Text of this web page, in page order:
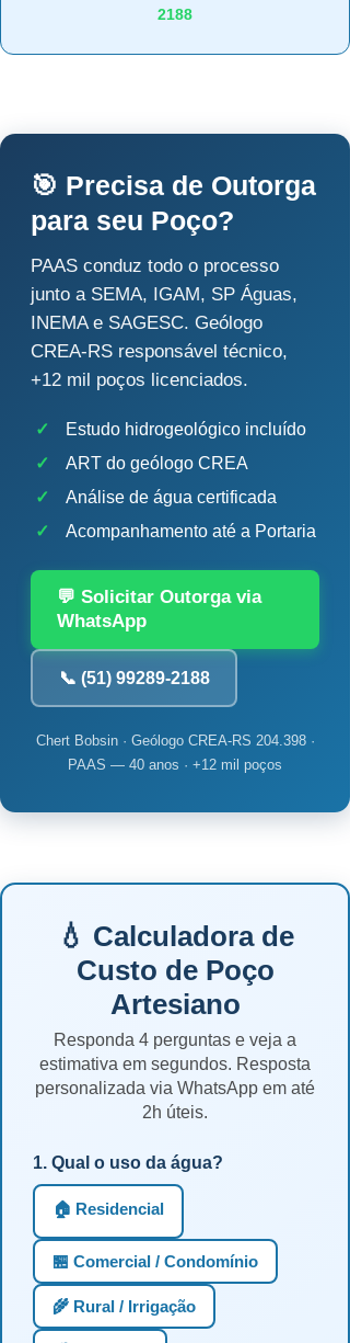
2188
🎯 Precisa de Outorga
para seu Poço?
PAAS conduz todo o processo
junto a SEMA, IGAM, SP Águas,
INEMA e SAGESC. Geólogo
CREA-RS responsável técnico,
+12 mil poços licenciados.
✓
Estudo hidrogeológico incluído
✓
ART do geólogo CREA
✓
Análise de água certificada
✓
Acompanhamento até a Portaria
💬 Solicitar Outorga via
WhatsApp
📞 (51) 99289-2188
Chert Bobsin · Geólogo CREA-RS 204.398 ·
PAAS — 40 anos · +12 mil poços
💧 Calculadora de
Custo de Poço
Artesiano
Responda 4 perguntas e veja a
estimativa em segundos. Resposta
personalizada via WhatsApp em até
2h úteis.
1. Qual o uso da água?
🏠 Residencial
🏪 Comercial / Condomínio
🌾 Rural / Irrigação